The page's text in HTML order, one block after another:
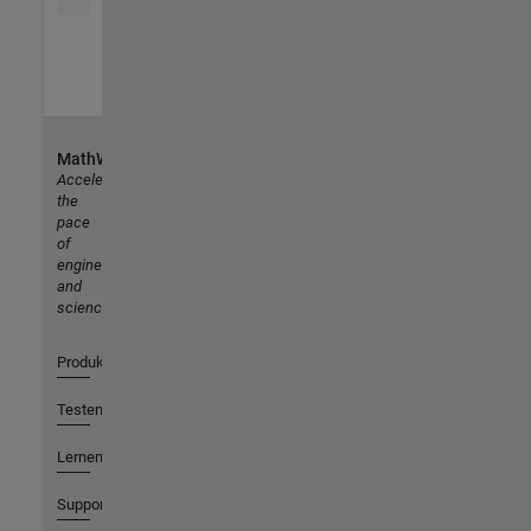
MathWorks
Accelerating
the
pace
of
engineering
and
science
Produkte
Testen oder Kaufen
Lernen
Support